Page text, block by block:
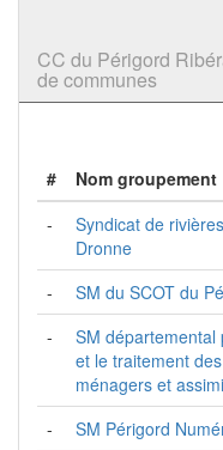
CC du Périgord
de communes
# Nom groupement
-
Syndicat de
Dronne
- SM du SCOT du
-
SM départemental
et le traitement
ménagers et
- SM Périgord